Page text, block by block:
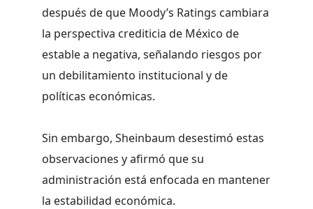
después de que Moody’s Ratings cambiara
la perspectiva crediticia de México de
estable a negativa, señalando riesgos por
un debilitamiento institucional y de
políticas económicas.
Sin embargo, Sheinbaum desestimó estas
observaciones y afirmó que su
administración está enfocada en mantener
la estabilidad económica.